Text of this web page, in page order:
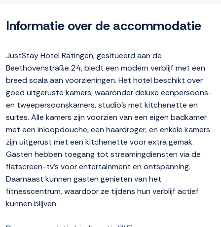
Informatie over de accommodatie
JustStay Hotel Ratingen, gesitueerd aan de
Beethovenstraße 24, biedt een modern verblijf met een
breed scala aan voorzieningen. Het hotel beschikt over
goed uitgeruste kamers, waaronder deluxe eenpersoons-
en tweepersoonskamers, studio's met kitchenette en
suites. Alle kamers zijn voorzien van een eigen badkamer
met een inloopdouche, een haardroger, en enkele kamers
zijn uitgerust met een kitchenette voor extra gemak.
Gasten hebben toegang tot streamingdiensten via de
flatscreen-tv's voor entertainment en ontspanning.
Daarnaast kunnen gasten genieten van het
fitnesscentrum, waardoor ze tijdens hun verblijf actief
kunnen blijven.